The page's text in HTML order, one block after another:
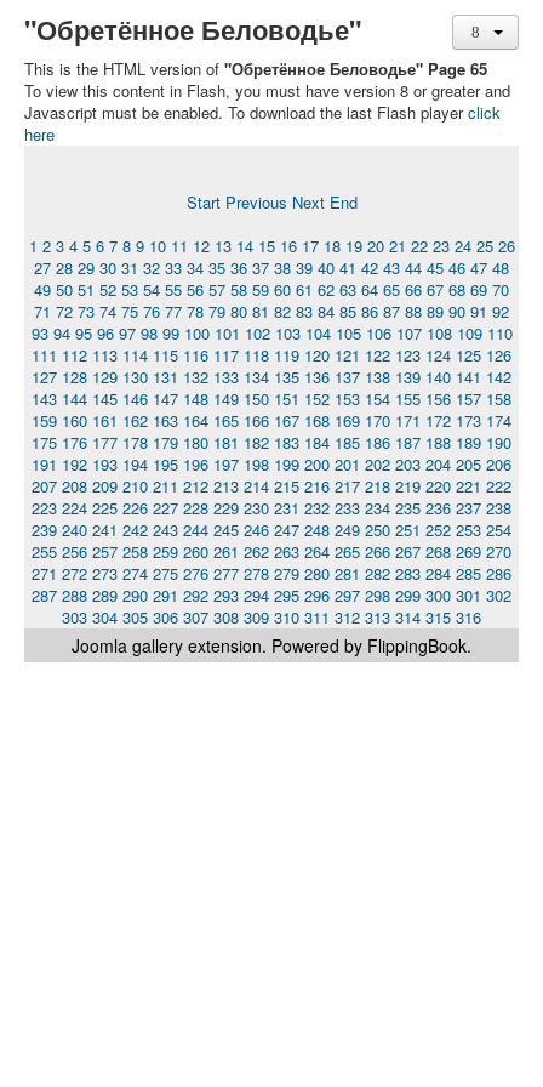
"Обретённое Беловодье"
This is the HTML version of "Обретённое Беловодье" Page 65
To view this content in Flash, you must have version 8 or greater and
Javascript must be enabled. To download the last Flash playerclick
here
Start Previous Next End
1 2 3 4 5 6 7 8 9 10 11 12 13 14 15 16 17 18 19 20 21 22 23 24 25 26
27 28 29 30 31 32 33 34 35 36 37 38 39 40 41 42 43 44 45 46 47 48
49 50 51 52 53 54 55 56 57 58 59 60 61 62 63 64 65 66 67 68 69 70
71 72 73 74 75 76 77 78 79 80 81 82 83 84 85 86 87 88 89 90 91 92
93 94 95 96 97 98 99 100 101 102 103 104 105 106 107 108 109 110
111 112 113 114 115 116 117 118 119 120 121 122 123 124 125 126
127 128 129 130 131 132 133 134 135 136 137 138 139 140 141 142
143 144 145 146 147 148 149 150 151 152 153 154 155 156 157 158
159 160 161 162 163 164 165 166 167 168 169 170 171 172 173 174
175 176 177 178 179 180 181 182 183 184 185 186 187 188 189 190
191 192 193 194 195 196 197 198 199 200 201 202 203 204 205 206
207 208 209 210 211 212 213 214 215 216 217 218 219 220 221 222
223 224 225 226 227 228 229 230 231 232 233 234 235 236 237 238
239 240 241 242 243 244 245 246 247 248 249 250 251 252 253 254
255 256 257 258 259 260 261 262 263 264 265 266 267 268 269 270
271 272 273 274 275 276 277 278 279 280 281 282 283 284 285 286
287 288 289 290 291 292 293 294 295 296 297 298 299 300 301 302
303 304 305 306 307 308 309 310 311 312 313 314 315 316
Joomla gallery extension. Powered by FlippingBook.